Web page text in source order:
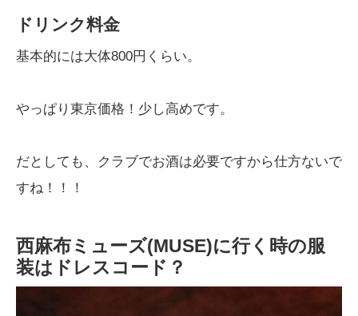
ドリンク料金
基本的には大体800円くらい。
やっぱり東京価格！少し高めです。
だとしても、クラブでお酒は必要ですから仕方ないで
すね！！！
西麻布ミューズ(MUSE)に行く時の服
装はドレスコード？